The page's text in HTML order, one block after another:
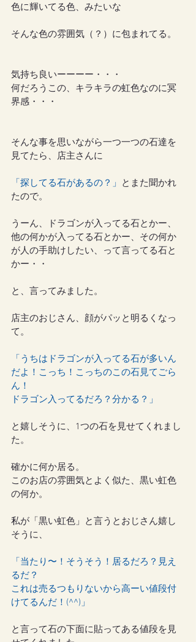
色に輝いてる色、みたいな
そんな色の雰囲気（？）に包まれてる。
気持ち良いーーーー・・・
何だろうこの、キラキラの虹色なのに冥
界感・・・
そんな事を思いながら一つ一つの石達を
見てたら、店主さんに
「探してる石があるの？」
とまた聞かれ
たので。
うーん、ドラゴンが入ってる石とかー、
他の何かが入ってる石とかー、その何か
が人の手助けしたい、って言ってる石と
かー・・
と、言ってみました。
店主のおじさん、顔がパッと明るくなっ
て。
「うちはドラゴンが入ってる石が多いん
だよ！こっち！こっちのこの石見てごら
ん！
ドラゴン入ってるだろ？分かる？」
と嬉しそうに、1つの石を見せてくれまし
た。
確かに何か居る。
このお店の雰囲気とよく似た、黒い虹色
の何か。
私が「黒い虹色」と言うとおじさん嬉し
そうに、
「当たり〜！そうそう！居るだろ？見え
るだ？
これは売るつもりないから高ーい値段付
けてるんだ！(^^)」
と言って石の下面に貼ってある値段を見